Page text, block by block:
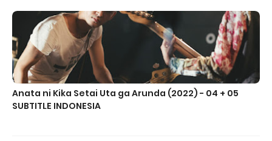
Anata ni Kika Setai Uta ga Arunda (2022) - 04 + 05
SUBTITLE INDONESIA